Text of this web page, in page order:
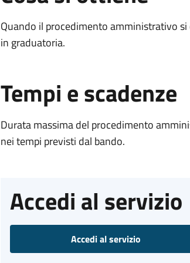
Quando il procedimento amministrativo
in graduatoria.
Tempi e scadenze
Durata massima del procedimento
nei tempi previsti dal bando.
Accedi al servizio
Accedi al servizio